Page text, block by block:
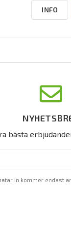
INFO
bästa
in kommer endast